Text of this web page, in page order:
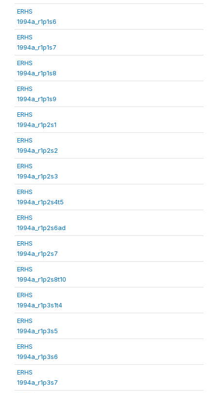
ERHS
1994a_r1p1s6
ERHS
1994a_r1p1s7
ERHS
1994a_r1p1s8
ERHS
1994a_r1p1s9
ERHS
1994a_r1p2s1
ERHS
1994a_r1p2s2
ERHS
1994a_r1p2s3
ERHS
1994a_r1p2s4t5
ERHS
1994a_r1p2s6ad
ERHS
1994a_r1p2s7
ERHS
1994a_r1p2s8t10
ERHS
1994a_r1p3s1t4
ERHS
1994a_r1p3s5
ERHS
1994a_r1p3s6
ERHS
1994a_r1p3s7